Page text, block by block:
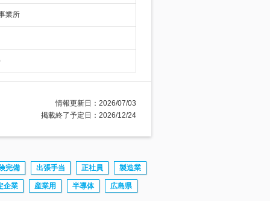
業所
情報更新日：2026/07/03
掲載終了予定日：2026/12/24
完備 出張手当 正社員 製造業
企業 産業用 半導体 広島県